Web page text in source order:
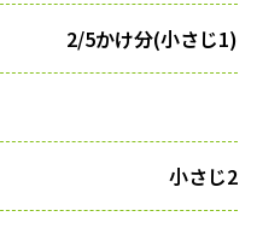
2/5かけ分(小さじ1)
小さじ2